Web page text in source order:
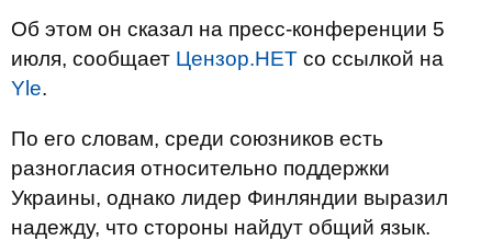
Об этом он сказал на пресс-конференции 5
июля, сообщает Цензор.НЕТ со ссылкой на
Yle.
По его словам, среди союзников есть
разногласия относительно поддержки
Украины, однако лидер Финляндии выразил
надежду, что стороны найдут общий язык.